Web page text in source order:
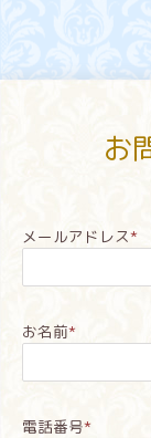
お
メールアドレス*
お名前*
電話番号*